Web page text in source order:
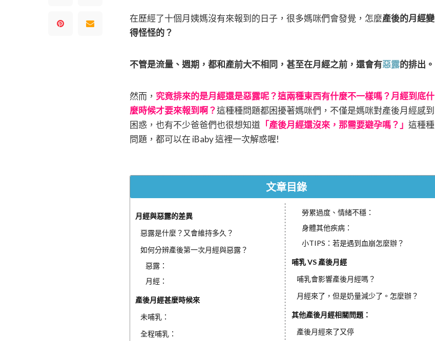
在歷經了十個月姨媽沒有來報到的日子，很多媽咪們會發覺，怎麼產後的月經變
得怪怪的？
不管是流量、週期，都和產前大不相同，甚至在月經之前，還會有惡露的排出。
然而， 究竟排來的是月經還是惡露呢？這兩種東西有什麼不一樣嗎？月經到底什
麼時候才要來報到啊？這種種問題都困擾著媽咪們，不僅是媽咪對產後月經感到
困惑，也有不少爸爸們也很想知道 「產後月經還沒來，那需要避孕嗎？」 這種種
問題，都可以在 iBaby 這裡一次解惑喔!
文章目錄
月經與惡露的差異
惡露是什麼？又會維持多久？
如何分辨產後第一次月經與惡露？
惡露：
月經：
產後月經甚麼時候來
未哺乳：
全程哺乳：
勞累過度、情緒不穩：
身體其他疾病：
小TIPS：若是遇到血崩怎麼辦？
哺乳 VS 產後月經
哺乳會影響產後月經嗎？
月經來了，但是奶量減少了。怎麼辦？
其他產後月經相關問題：
產後月經來了又停